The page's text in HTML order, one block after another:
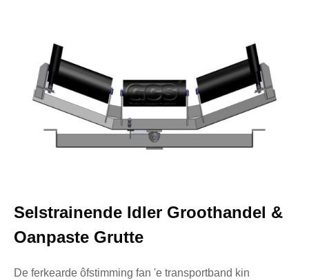
Selstrainende Idler Groothandel &
Oanpaste Grutte
De ferkearde ôfstimming fan 'e transportband kin